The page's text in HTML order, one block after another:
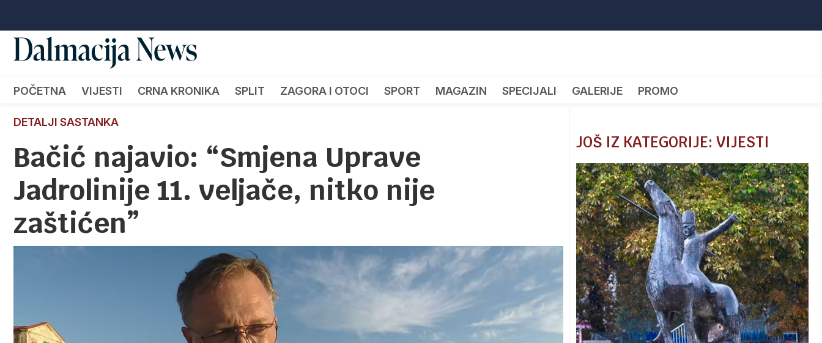
POČETNA VIJESTI CRNA KRONIKA SPLIT ZAGORA I OTOCI SPORT MAGAZIN SPECIJALI GALERIJE PROMO
DETALJI SASTANKA
Bačić najavio: “Smjena Uprave
Jadrolinije 11. veljače, nitko nije
zaštićen”
JOŠ IZ KATEGORIJE: VIJESTI